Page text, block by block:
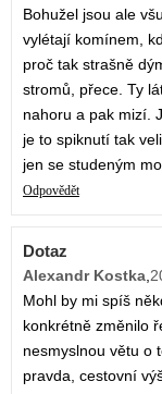
Bohužel jsou ale
vylétají komínem,
proč tak strašně
stromů, přece. Ty
nahoru a pak mizí.
je to spiknutí tak
jen se studeným
Odpovědět
Dotaz
Alexandr Kostka,
Mohl by mi spíš
konkrétně změnilo
nesmyslnou větu o
pravda, cestovní